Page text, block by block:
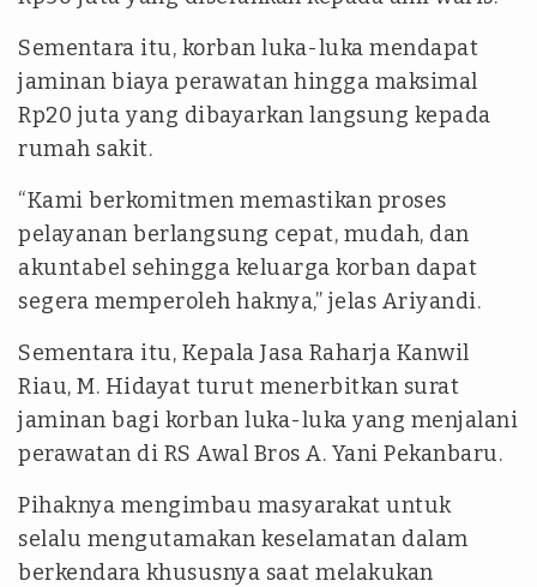
Sementara itu, korban luka-luka mendapat
jaminan biaya perawatan hingga maksimal
Rp20 juta yang dibayarkan langsung kepada
rumah sakit.
“Kami berkomitmen memastikan proses
pelayanan berlangsung cepat, mudah, dan
akuntabel sehingga keluarga korban dapat
segera memperoleh haknya,” jelas Ariyandi.
Sementara itu, Kepala Jasa Raharja Kanwil
Riau, M. Hidayat turut menerbitkan surat
jaminan bagi korban luka-luka yang menjalani
perawatan di RS Awal Bros A. Yani Pekanbaru.
Pihaknya mengimbau masyarakat untuk
selalu mengutamakan keselamatan dalam
berkendara khususnya saat melakukan